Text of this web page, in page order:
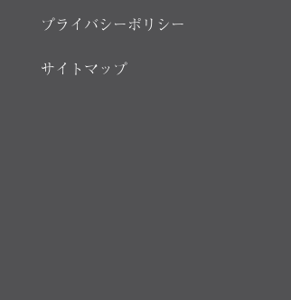
プライバシーポリシー
サイトマップ